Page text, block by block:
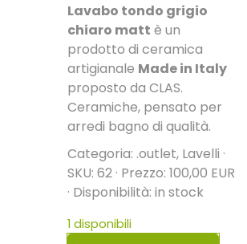
Lavabo tondo grigio
chiaro matt è un
prodotto di ceramica
artigianale Made in Italy
proposto da CLAS.
Ceramiche, pensato per
arredi bagno di qualità.
Categoria: .outlet, Lavelli ·
SKU: 62 · Prezzo: 100,00 EUR
· Disponibilità: in stock
1 disponibili